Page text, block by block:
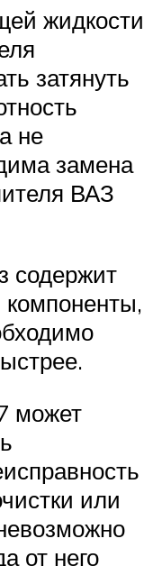
жидкости
затянуть
не
замена
ВАЗ
содержит
может
или
от него